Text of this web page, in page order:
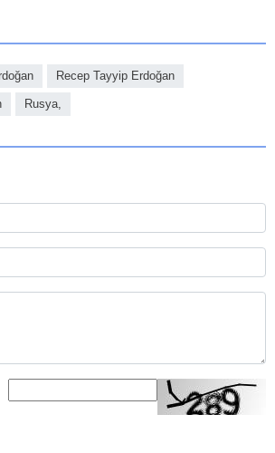
Recep Tayyip Erdoğan
Rusya,